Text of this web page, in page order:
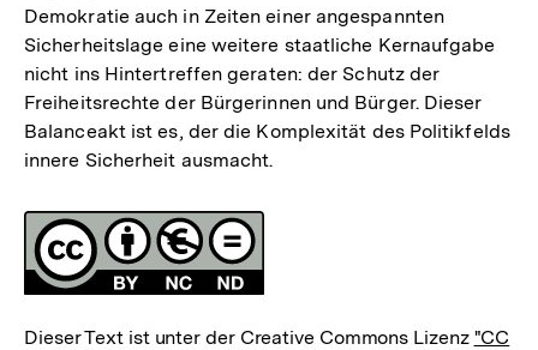
Demokratie auch in Zeiten einer angespannten
Sicherheitslage eine weitere staatliche Kernaufgabe
nicht ins Hintertreffen geraten: der Schutz der
Freiheitsrechte der Bürgerinnen und Bürger. Dieser
Balanceakt ist es, der die Komplexität des Politikfelds
innere Sicherheit ausmacht.
Fussnoten
Lizenz
Dieser Text ist unter der Creative Commons Lizenz "CC